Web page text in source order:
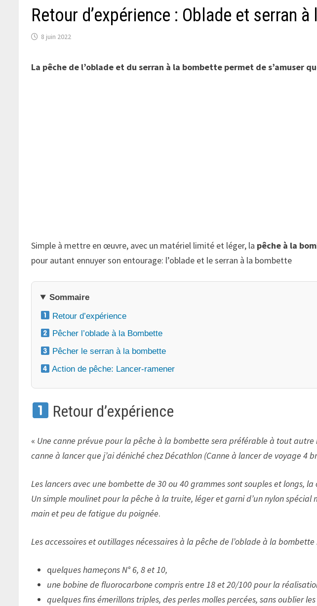
Retour d’expérience : Oblade et serran
8 juin 2022
La pêche de l’oblade et du serran à la bombette permet de s’amuser
Simple à mettre en œuvre, avec un matériel limité et léger, la pêche à la
pour autant ennuyer son entourage: l’oblade et le serran à la bombette
Sommaire
Retour d’expérience
Pêcher l’oblade à la Bombette
Pêcher le serran à la bombette
Action de pêche: Lancer-ramener
Retour d’expérience
« Une canne prévue pour la pêche à la bombette sera préférable à tout
canne à lancer que j’ai déniché chez Décathlon (Canne à lancer de voyage 4
Les lancers avec une bombette de 30 ou 40 grammes sont souples et longs,
Un simple moulinet pour la pêche à la truite, léger et garni d’un nylon
main et peu de fatigue du poignée.
Les accessoires et outillages nécessaires à la pêche de l’oblade à la bombette
quelques hameçons N° 6, 8 et 10,
une bobine de fluorocarbone compris entre 18 et 20/100 pour la
quelques fins émerillons triples, des perles molles percées, sans oublier